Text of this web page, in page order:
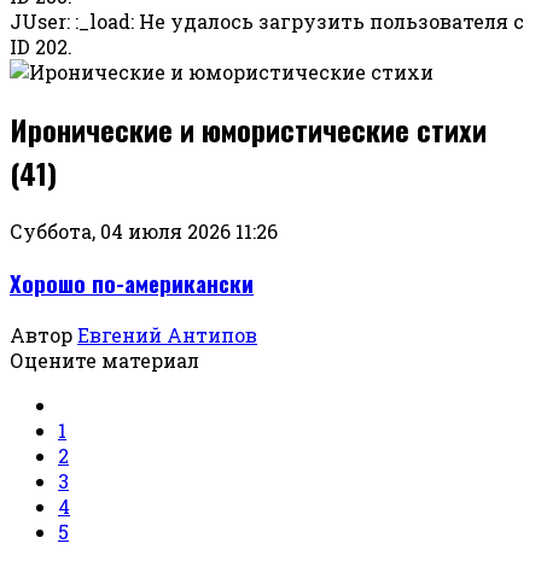
JUser: :_load: Не удалось загрузить пользователя с
ID 202.
Иронические и юмористические стихи
(41)
Суббота, 04 июля 2026 11:26
Хорошо по-американски
АвторЕвгений Антипов
Оцените материал
1
2
3
4
5